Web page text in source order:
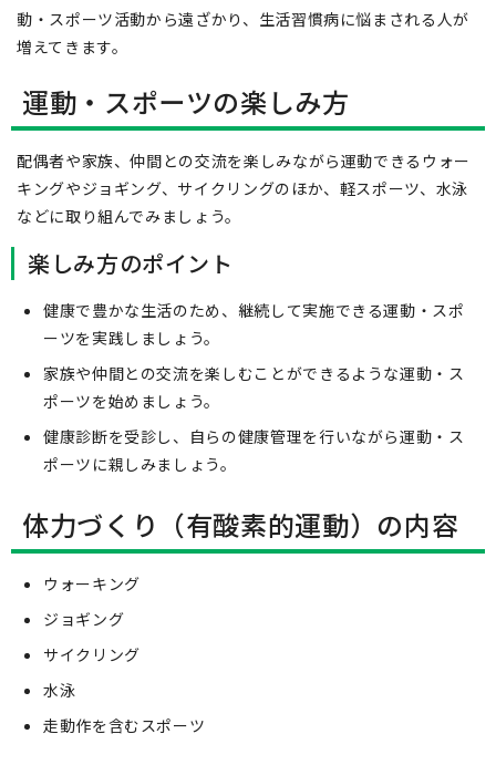
動・スポーツ活動から遠ざかり、生活習慣病に悩まされる人が
増えてきます。
運動・スポーツの楽しみ方
配偶者や家族、仲間との交流を楽しみながら運動できるウォー
キングやジョギング、サイクリングのほか、軽スポーツ、水泳
などに取り組んでみましょう。
楽しみ方のポイント
健康で豊かな生活のため、継続して実施できる運動・スポ
ーツを実践しましょう。
家族や仲間との交流を楽しむことができるような運動・ス
ポーツを始めましょう。
健康診断を受診し、自らの健康管理を行いながら運動・ス
ポーツに親しみましょう。
体力づくり（有酸素的運動）の内容
ウォーキング
ジョギング
サイクリング
水泳
走動作を含むスポーツ